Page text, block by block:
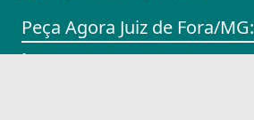
Peça Agora Juiz de Fora/MG:
(32) 3015-0023